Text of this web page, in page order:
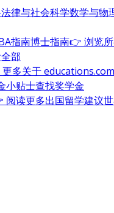
法律与社会科学数学与物
指南博士指南👉 浏览
部
多关于
小贴士查找奖学金
阅读更多出国留学建议